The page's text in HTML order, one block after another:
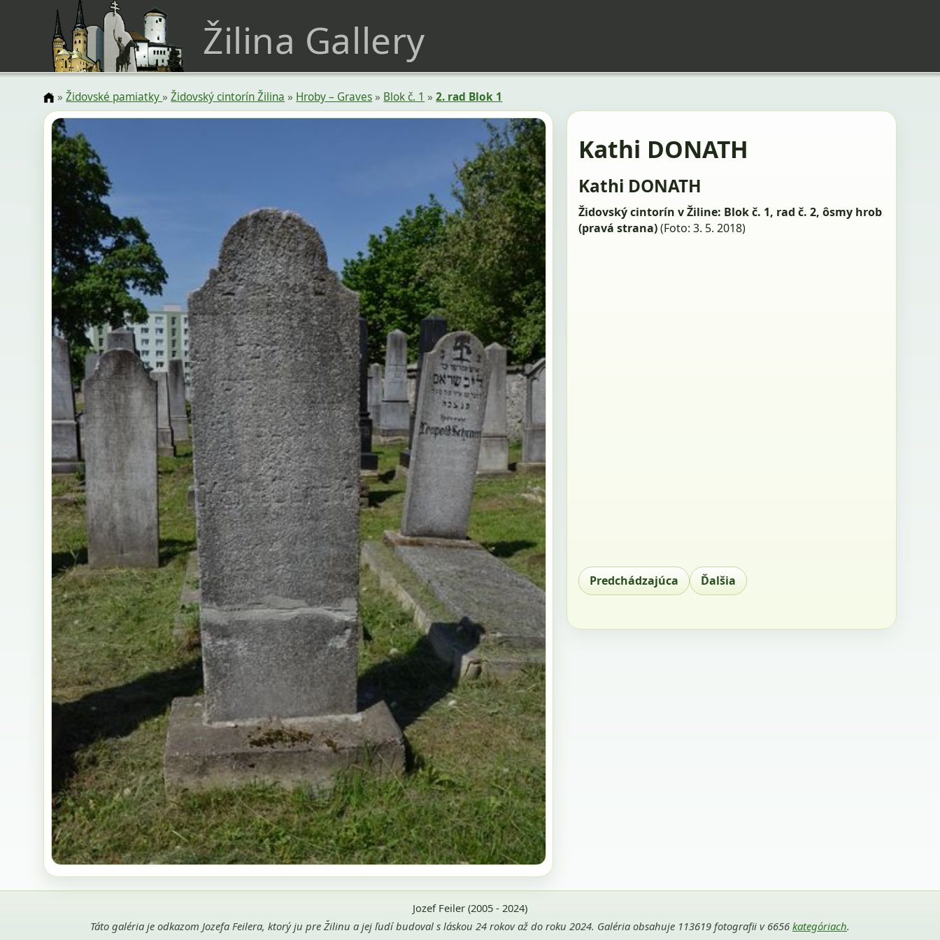
Žilina Gallery
»Židovské pamiatky»Židovský cintorín Žilina » Hroby – Graves» Blok č. 1 »2. rad Blok 1
Kathi DONATH
Kathi DONATH
Židovský cintorín v Žiline: Blok č. 1, rad č. 2, ôsmy hrob
(pravá strana)(Foto: 3. 5. 2018)
Predchádzajúca Ďalšia
Jozef Feiler (2005 - 2024)
Táto galéria je odkazom Jozefa Feilera, ktorý ju pre Žilinu a jej ľudí budoval s láskou 24 rokov až do roku 2024. Galéria obsahuje 113619 fotografii v 6656 kategóriach.